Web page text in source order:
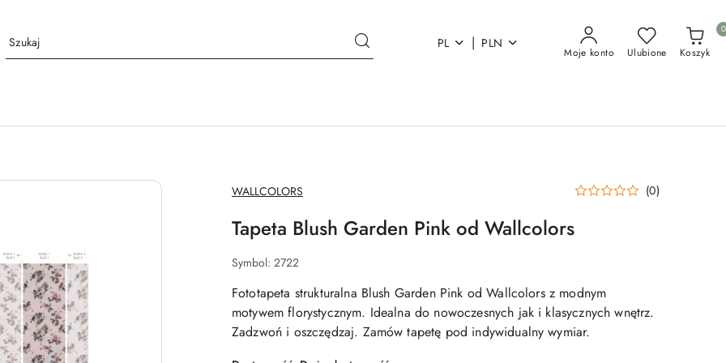
PL | PLN
Moje konto Ulubione Koszyk
0
NAZWA
PRODUCENTA:
WALLCOLORS (0)
Tapeta Blush Garden Pink od Wallcolors
Symbol: 2722
Fototapeta strukturalna Blush Garden Pink od Wallcolors z modnym
motywem florystycznym. Idealna do nowoczesnych jak i klasycznych wnętrz.
Zadzwoń i oszczędzaj. Zamów tapetę pod indywidualny wymiar.